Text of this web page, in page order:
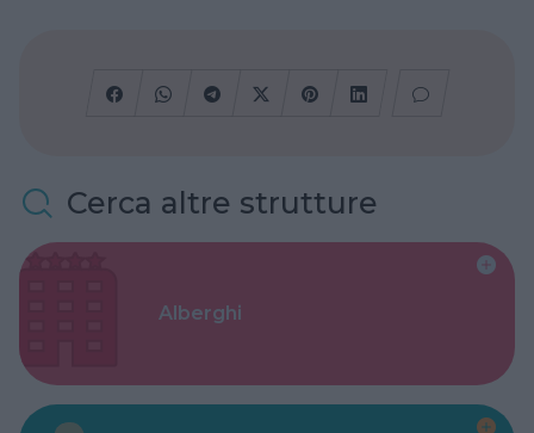
Cerca altre strutture
Alberghi